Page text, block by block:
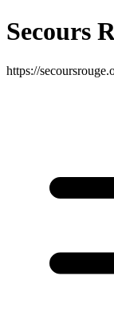
Secours
https://